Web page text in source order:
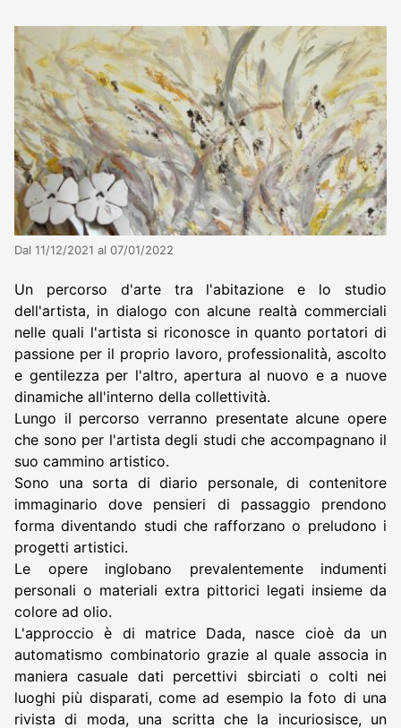
Dal 11/12/2021 al 07/01/2022
Un percorso d'arte tra l'abitazione e lo studio
dell'artista, in dialogo con alcune realtà commerciali
nelle quali l'artista si riconosce in quanto portatori di
passione per il proprio lavoro, professionalità, ascolto
e gentilezza per l'altro, apertura al nuovo e a nuove
dinamiche all'interno della collettività.
Lungo il percorso verranno presentate alcune opere
che sono per l'artista degli studi che accompagnano il
suo cammino artistico.
Sono una sorta di diario personale, di contenitore
immaginario dove pensieri di passaggio prendono
forma diventando studi che rafforzano o preludono i
progetti artistici.
Le opere inglobano prevalentemente indumenti
personali o materiali extra pittorici legati insieme da
colore ad olio.
L'approccio è di matrice Dada, nasce cioè da un
automatismo combinatorio grazie al quale associa in
maniera casuale dati percettivi sbirciati o colti nei
luoghi più disparati, come ad esempio la foto di una
rivista di moda, una scritta che la incuriosisce, un